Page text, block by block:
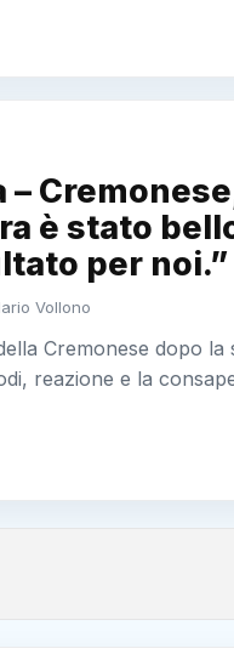
–
è stato
per noi.”
Vollono
Cremonese dopo la
reazione e la